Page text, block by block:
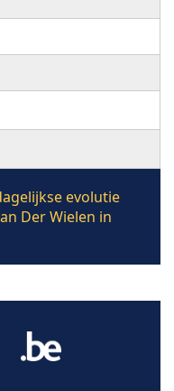
evolutie
Der Wielen in